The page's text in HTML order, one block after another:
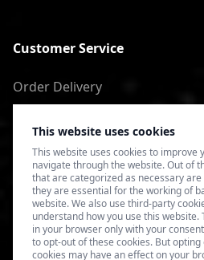
This website uses cookies
This website uses cookies to improve
navigate through the website. Out of
that are categorized as necessary
they are essential for the working of
website. We also use third-party
understand how you use this
in your browser only with your
to opt-out of these cookies. But
cookies may have an effect on your
Customer Service
Order Delivery
Terms of Use
Privacy Policy